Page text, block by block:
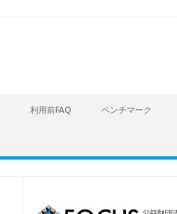
利用前FAQ ベンチマーク